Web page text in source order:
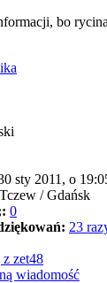
bo
sty 2011, o
Tczew / Gdańsk
0
23
z zet48
wiadomość